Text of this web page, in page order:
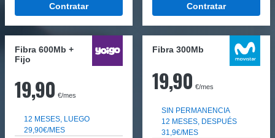
Contratar Contratar
Fibra 600Mb +
Fijo
19,90 €/mes
12 MESES, LUEGO
29,90€/MES
Fibra 300Mb
19,90 €/mes
SIN PERMANENCIA
12 MESES, DESPUÉS
31,9€/MES